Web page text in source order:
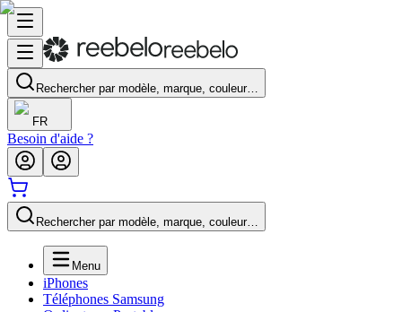
Rechercher par modèle, marque, couleur…
FR
Besoin d'aide ?
Rechercher par modèle, marque, couleur…
Menu
iPhones
Téléphones Samsung